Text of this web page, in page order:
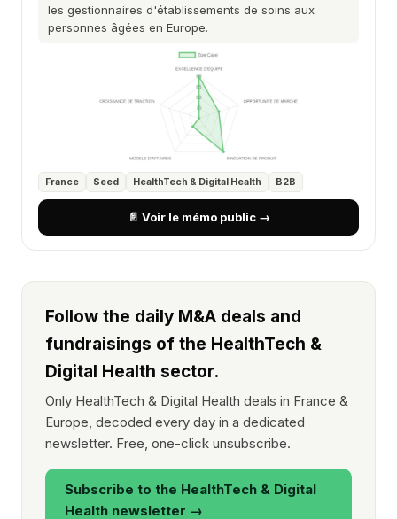
les gestionnaires d'établissements de soins aux
personnes âgées en Europe.
France Seed HealthTech & Digital Health B2B
📄 Voir le mémo public →
Follow the daily M&A deals and
fundraisings of the HealthTech &
Digital Health sector.
Only HealthTech & Digital Health deals in France &
Europe, decoded every day in a dedicated
newsletter. Free, one-click unsubscribe.
Subscribe to the HealthTech & Digital
Health newsletter →